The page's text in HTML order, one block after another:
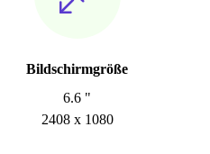
Bildschirmgröße
6.6 "
2408 x 1080